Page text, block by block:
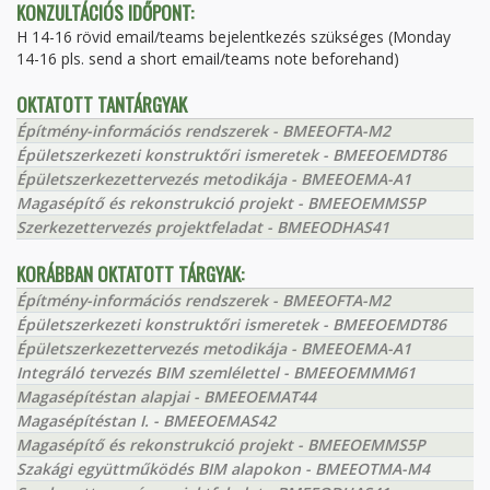
KONZULTÁCIÓS IDŐPONT:
H 14-16 rövid email/teams bejelentkezés szükséges (Monday
14-16 pls. send a short email/teams note beforehand)
OKTATOTT TANTÁRGYAK
Építmény-információs rendszerek - BMEEOFTA-M2
Épületszerkezeti konstruktőri ismeretek - BMEEOEMDT86
Épületszerkezettervezés metodikája - BMEEOEMA-A1
Magasépítő és rekonstrukció projekt - BMEEOEMMS5P
Szerkezettervezés projektfeladat - BMEEODHAS41
KORÁBBAN OKTATOTT TÁRGYAK:
Építmény-információs rendszerek - BMEEOFTA-M2
Épületszerkezeti konstruktőri ismeretek - BMEEOEMDT86
Épületszerkezettervezés metodikája - BMEEOEMA-A1
Integráló tervezés BIM szemlélettel - BMEEOEMMM61
Magasépítéstan alapjai - BMEEOEMAT44
Magasépítéstan I. - BMEEOEMAS42
Magasépítő és rekonstrukció projekt - BMEEOEMMS5P
Szakági együttműködés BIM alapokon - BMEEOTMA-M4